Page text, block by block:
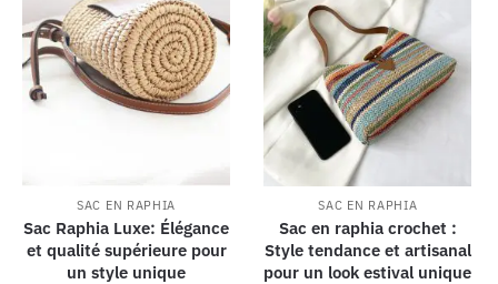
SAC EN RAPHIA
Sac Raphia Luxe: Élégance
et qualité supérieure pour
un style unique
SAC EN RAPHIA
Sac en raphia crochet :
Style tendance et artisanal
pour un look estival unique